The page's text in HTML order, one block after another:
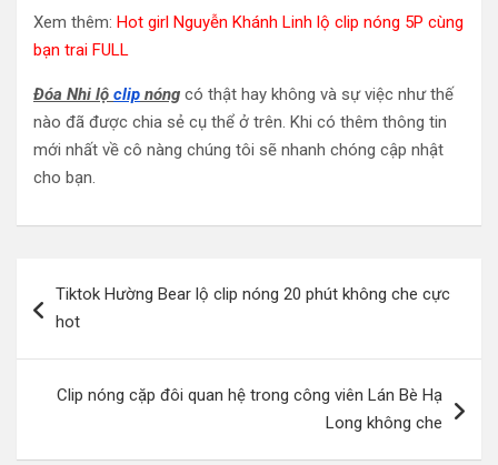
Xem thêm: Hot girl Nguyễn Khánh Linh lộ clip nóng 5P cùng
bạn trai FULL
Đóa Nhi lộ clip nóng có thật hay không và sự việc như thế
nào đã được chia sẻ cụ thể ở trên. Khi có thêm thông tin
mới nhất về cô nàng chúng tôi sẽ nhanh chóng cập nhật
cho bạn.
hướng
viết
Tiktok Hường Bear lộ clip nóng 20 phút không che cực
hot
Clip nóng cặp đôi quan hệ trong công viên Lán Bè Hạ
Long không che